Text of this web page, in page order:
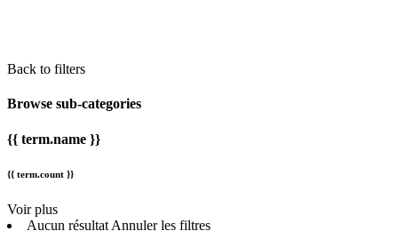
Back to filters
Browse sub-categories
{{ term.name }}
{{ term.count }}
Voir plus
Aucun résultatAnnuler les filtres